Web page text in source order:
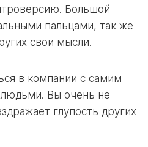
Большой
пальцами, так же
свои мысли.
в компании с самим
Вы очень не
глупость других